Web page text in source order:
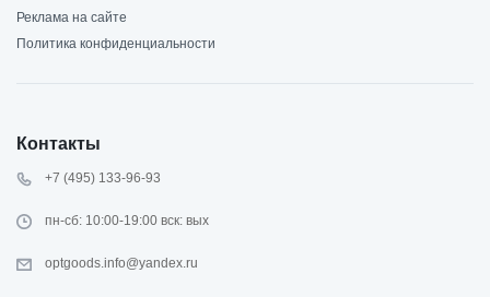
Реклама на сайте
Политика конфиденциальности
Контакты
+7 (495) 133-96-93
пн-сб: 10:00-19:00 вск: вых
optgoods.info@yandex.ru